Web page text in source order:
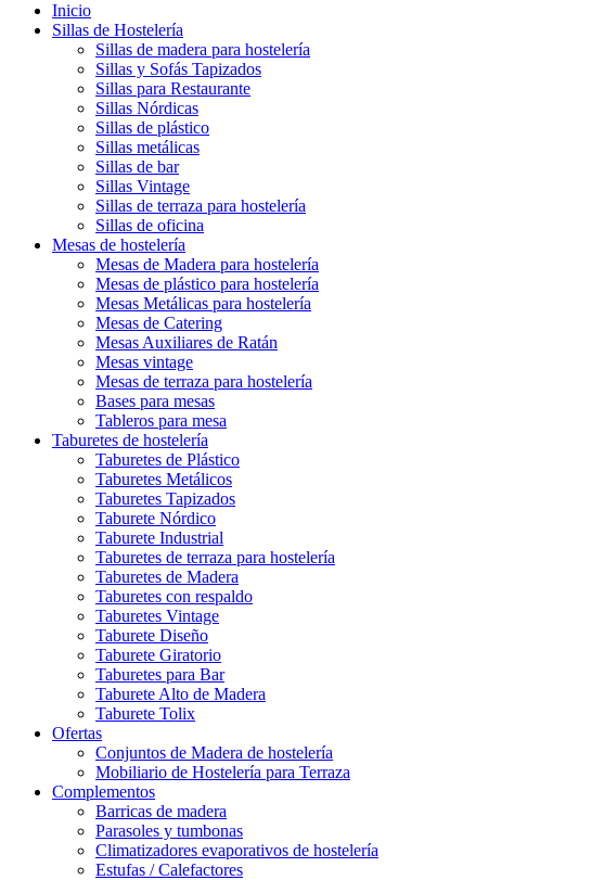
Inicio
Sillas de Hostelería
Sillas de madera para hostelería
Sillas y Sofás Tapizados
Sillas para Restaurante
Sillas Nórdicas
Sillas de plástico
Sillas metálicas
Sillas de bar
Sillas Vintage
Sillas de terraza para hostelería
Sillas de oficina
Mesas de hostelería
Mesas de Madera para hostelería
Mesas de plástico para hostelería
Mesas Metálicas para hostelería
Mesas de Catering
Mesas Auxiliares de Ratán
Mesas vintage
Mesas de terraza para hostelería
Bases para mesas
Tableros para mesa
Taburetes de hostelería
Taburetes de Plástico
Taburetes Metálicos
Taburetes Tapizados
Taburete Nórdico
Taburete Industrial
Taburetes de terraza para hostelería
Taburetes de Madera
Taburetes con respaldo
Taburetes Vintage
Taburete Diseño
Taburete Giratorio
Taburetes para Bar
Taburete Alto de Madera
Taburete Tolix
Ofertas
Conjuntos de Madera de hostelería
Mobiliario de Hostelería para Terraza
Complementos
Barricas de madera
Parasoles y tumbonas
Climatizadores evaporativos de hostelería
Estufas / Calefactores